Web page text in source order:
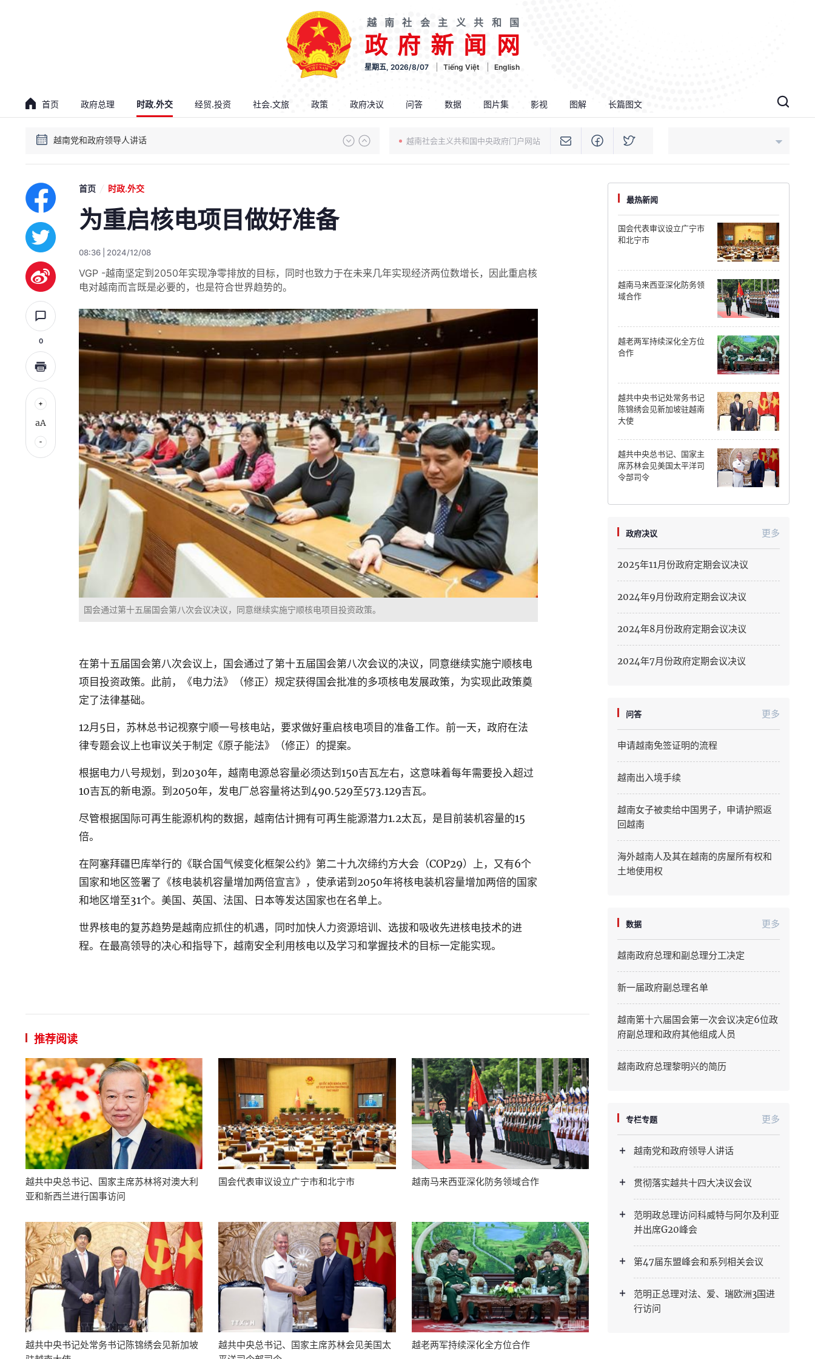
越南社会主义共和国
政府新闻网
星期五, 2026/8/07 Tiếng Việt English
首页 政府总理 时政.外交 经贸.投资 社会.文旅 政策 政府决议 问答 数据 图片集 影视 图解 长篇图文
贯彻落实越共十四大决议会议
越南党和政府领导人讲话 越南社会主义共和国中央政府门户网站
Bac Ninh
Da Nang
Dong Nai
Gia Lai
Ho Chi Minh
Hai Phong
Lai Chau
Lao Cai
Ninh Binh
Quang Ngai
Quang Ninh
Quang Tri
Thua Thien Hue
Tay Ninh
Vinh Long
0
aA
首页 时政.外交
为重启核电项目做好准备
08:36 | 2024/12/08
VGP -越南坚定到2050年实现净零排放的目标，同时也致力于在未来几年实现经济两位数增长，因此重启核
电对越南而言既是必要的，也是符合世界趋势的。
国会通过第十五届国会第八次会议决议，同意继续实施宁顺核电项目投资政策。
在第十五届国会第八次会议上，国会通过了第十五届国会第八次会议的决议，同意继续实施宁顺核电
项目投资政策。此前，《电力法》（修正）规定获得国会批准的多项核电发展政策，为实现此政策奠
定了法律基础。
12月5日，苏林总书记视察宁顺一号核电站，要求做好重启核电项目的准备工作。前一天，政府在法
律专题会议上也审议关于制定《原子能法》（修正）的提案。
根据电力八号规划，到2030年，越南电源总容量必须达到150吉瓦左右，这意味着每年需要投入超过
10吉瓦的新电源。到2050年，发电厂总容量将达到490.529至573.129吉瓦。
尽管根据国际可再生能源机构的数据，越南估计拥有可再生能源潜力1.2太瓦，是目前装机容量的15
倍。
在阿塞拜疆巴库举行的《联合国气候变化框架公约》第二十九次缔约方大会 （COP29）上，又有6个
国家和地区签署了《核电装机容量增加两倍宣言》，使承诺到2050年将核电装机容量增加两倍的国家
和地区增至31个。美国、英国、法国、日本等发达国家也在名单上。
世界核电的复苏趋势是越南应抓住的机遇，同时加快人力资源培训、选拔和吸收先进核电技术的进
程。在最高领导的决心和指导下，越南安全利用核电以及学习和掌握技术的目标一定能实现。
推荐阅读
越共中央总书记、国家主席苏林将对澳大利
亚和新西兰进行国事访问
国会代表审议设立广宁市和北宁市 越南马来西亚深化防务领域合作
越共中央书记处常务书记陈锦绣会见新加坡
越共中央总书记、国家主席苏林会见美国太
越老两军持续深化全方位合作
最热新闻
国会代表审议设立广宁市
和北宁市
越南马来西亚深化防务领
域合作
越老两军持续深化全方位
合作
越共中央书记处常务书记
陈锦绣会见新加坡驻越南
大使
越共中央总书记、国家主
席苏林会见美国太平洋司
令部司令
政府决议 更多
2025年11月份政府定期会议决议
2024年9月份政府定期会议决议
2024年8月份政府定期会议决议
2024年7月份政府定期会议决议
问答 更多
申请越南免签证明的流程
越南出入境手续
越南女子被卖给中国男子，申请护照返
回越南
海外越南人及其在越南的房屋所有权和
土地使用权
数据 更多
越南政府总理和副总理分工决定
新一届政府副总理名单
越南第十六届国会第一次会议决定6位政
府副总理和政府其他组成人员
越南政府总理黎明兴的简历
专栏专题 更多
越南党和政府领导人讲话
贯彻落实越共十四大决议会议
范明政总理访问科威特与阿尔及利亚
并出席G20峰会
第47届东盟峰会和系列相关会议
范明正总理对法、爱、瑞欧洲3国进
行访问